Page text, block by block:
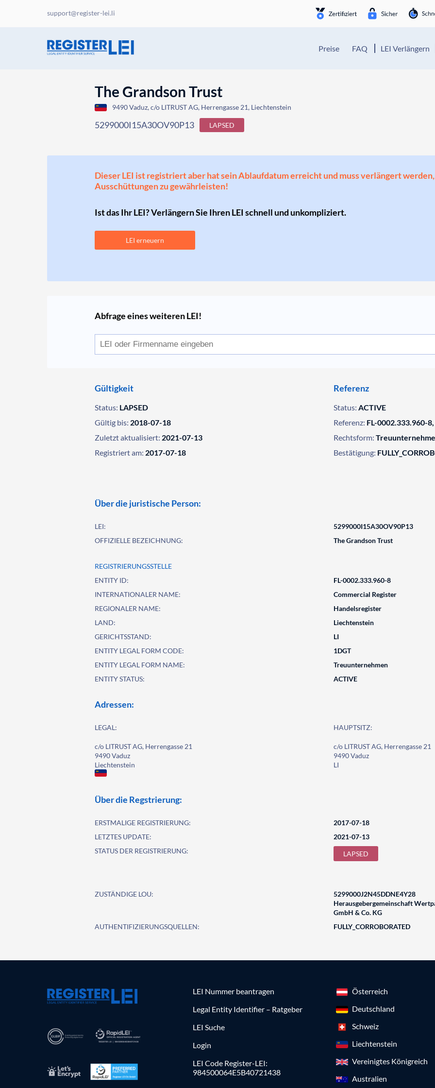
support@register-lei.li
Preise FAQ LEI Verlängern
The Grandson Trust
9490 Vaduz, c/o LITRUST AG, Herrengasse 21, Liechtenstein
5299000I15A30OV90P13 LAPSED
Dieser LEI ist registriert aber hat sein Ablaufdatum erreicht und muss verlängert
Ausschüttungen zu gewährleisten!
Ist das Ihr LEI? Verlängern Sie Ihren LEI schnell und unkompliziert.
LEI erneuern
Abfrage eines weiteren LEI!
Gültigkeit
Status: LAPSED
Gültig bis: 2018-07-18
Zuletzt aktualisiert: 2021-07-13
Registriert am: 2017-07-18
Referenz
Status: ACTIVE
Referenz: FL-0002.333.960-
Rechtsform:
Bestätigung:
Über die juristische Person:
LEI:
5299000I15A30OV90P13
OFFIZIELLE BEZEICHNUNG:
The Grandson Trust
REGISTRIERUNGSSTELLE
ENTITY ID:
FL-0002.333.960-8
INTERNATIONALER NAME:
Commercial Register
REGIONALER NAME:
Handelsregister
LAND:
Liechtenstein
GERICHTSSTAND:
LI
ENTITY LEGAL FORM CODE:
1DGT
ENTITY LEGAL FORM NAME:
Treuunternehmen
ENTITY STATUS:
ACTIVE
Adressen:
LEGAL:
c/o LITRUST AG, Herrengasse 21
9490 Vaduz
Liechtenstein
HAUPTSITZ:
c/o LITRUST AG, Herrengasse 21
9490 Vaduz
LI
Über die Regstrierung:
ERSTMALIGE REGISTRIERUNG:
2017-07-18
LETZTES UPDATE:
2021-07-13
STATUS DER REGISTRIERUNG:
LAPSED
ZUSTÄNDIGE LOU:
5299000J2N45DDNE4Y28
Herausgebergemeinschaft
GmbH & Co. KG
AUTHENTIFIZIERUNGSQUELLEN:
FULLY_CORROBORATED
LEI Nummer beantragen
Legal Entity Identifier – Ratgeber
LEI Suche
Login
LEI Code Register-LEI:
984500064E5B40721438
Österreich
Deutschland
Schweiz
Liechtenstein
Vereinigtes Königreich
Australien